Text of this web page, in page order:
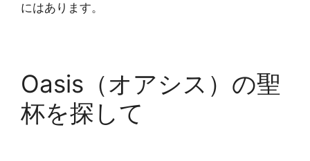
にはあります。
Oasis（オアシス）の聖
杯を探して